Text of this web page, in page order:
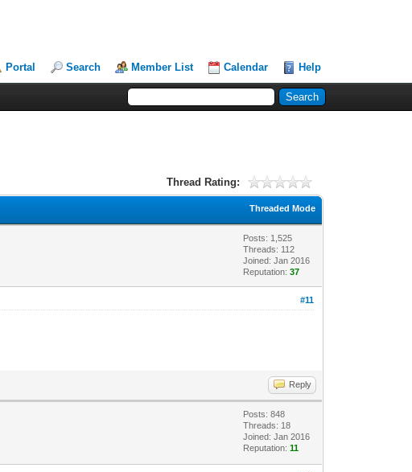
Portal Search Member List Calendar Help
Thread Rating:
Threaded Mode
Posts: 1,525
Threads: 112
Joined: Jan 2016
Reputation:37
#11
Reply
Posts: 848
Threads: 18
Joined: Jan 2016
Reputation:11